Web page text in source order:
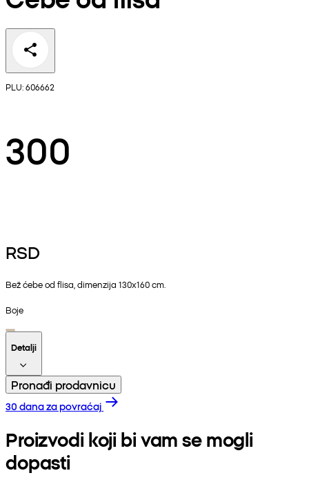
PLU: 606662
300
RSD
Bež ćebe od flisa, dimenzija 130x160 cm.
Boje
Detalji
Pronađi prodavnicu
30 dana za povraćaj
Proizvodi koji bi vam se mogli
dopasti